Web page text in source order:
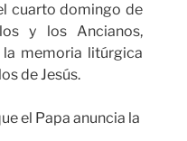
cuarto domingo de
y los Ancianos,
memoria litúrgica
de Jesús.
el Papa anuncia la